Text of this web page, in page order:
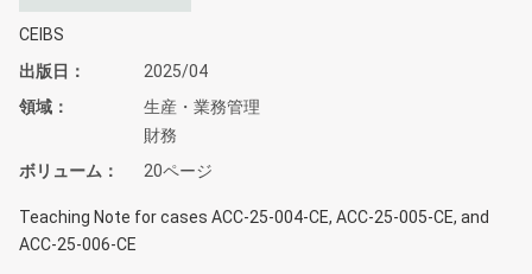
CEIBS
出版日
2025/04
領域
生産・業務管理
財務
ボリューム
20ページ
Teaching Note for cases ACC-25-004-CE, ACC-25-005-CE, and
ACC-25-006-CE